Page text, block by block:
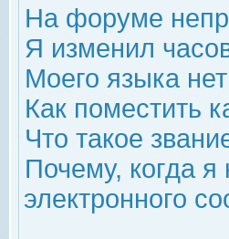
На форуме
Я изменил
Моего языка
Как поместить
Что такое
Почему, когда
электронного